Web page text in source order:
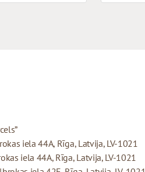
iela 44A, Rīga, Latvija, LV-1021
iela 44A, Rīga, Latvija, LV-1021